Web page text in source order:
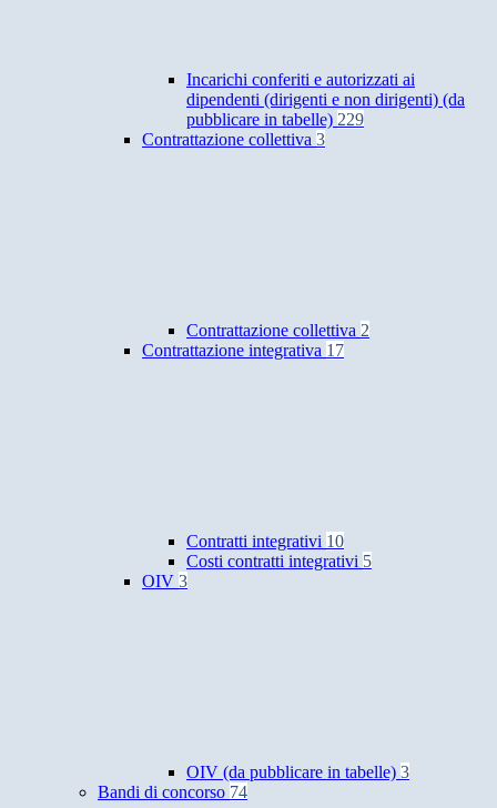
Incarichi conferiti e autorizzati ai
dipendenti (dirigenti e non dirigenti) (da
pubblicare in tabelle) 229
Contrattazione collettiva 3
Contrattazione collettiva 2
Contrattazione integrativa 17
Contratti integrativi 10
Costi contratti integrativi 5
OIV 3
OIV (da pubblicare in tabelle) 3
Bandi di concorso 74